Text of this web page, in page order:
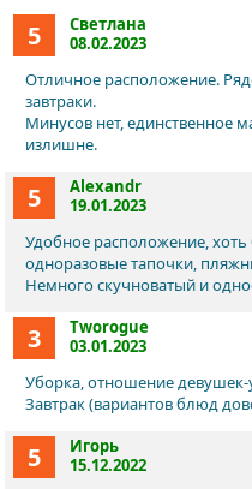
5
Светлана
08.02.2023
Отличное расположение.
завтраки.
Минусов нет, единственное
излишне.
5
Alexandr
19.01.2023
Удобное расположение,
одноразовые тапочки,
Немного скучноватый и
3
Tworogue
03.01.2023
Уборка, отношение
Завтрак (вариантов блюд
5
Игорь
15.12.2022